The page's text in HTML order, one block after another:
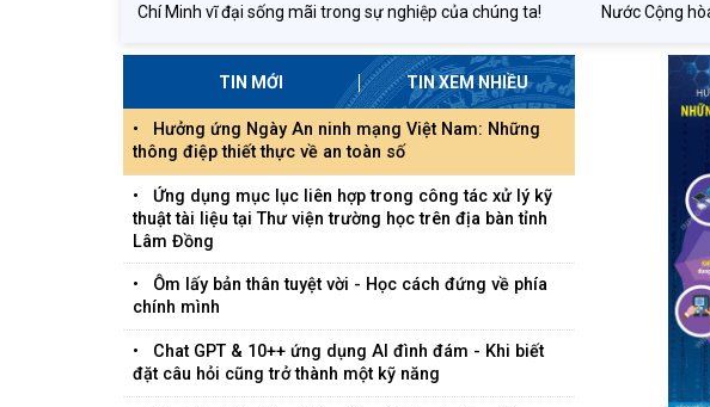
tịch Hồ Chí Minh vĩ đại sống mãi trong sự nghiệp của chúng ta! Nước Cộng hòa xã
TIN MỚI TIN XEM NHIỀU
thông điệp thiết thực về an toàn số
thuật tài liệu tại Thư viện trường học trên địa bàn tỉnh
Lâm Đồng
chính mình
đặt câu hỏi cũng trở thành một kỹ năng